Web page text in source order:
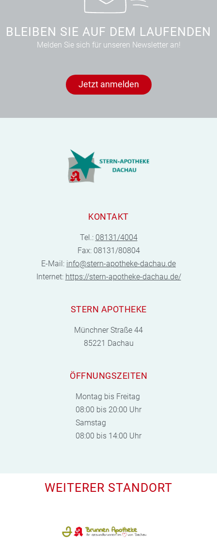
BLEIBEN SIE AUF DEM LAUFENDEN
Melden Sie sich für unseren Newsletter an!
Jetzt anmelden
KONTAKT
Tel.: 08131/4004
Fax: 08131/80804
E-Mail: info@stern-apotheke-dachau.de
Internet: https://stern-apotheke-dachau.de/
STERN APOTHEKE
Münchner Straße 44
85221 Dachau
ÖFFNUNGSZEITEN
Montag bis Freitag
08:00 bis 20:00 Uhr
Samstag
08:00 bis 14:00 Uhr
WEITERER STANDORT